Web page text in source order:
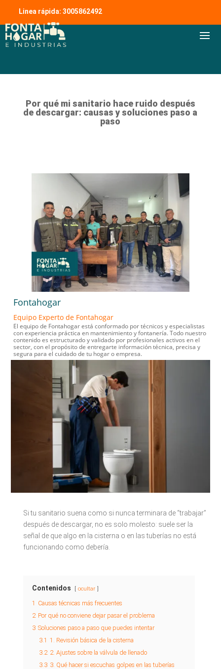
Linea rápida: 3005862492
Por qué mi sanitario hace ruido después
de descargar: causas y soluciones paso a
paso
Fontahogar
Equipo Experto de Fontahogar
El equipo de Fontahogar está conformado por técnicos y especialistas
con experiencia práctica en mantenimiento y fontanería. Todo nuestro
contenido es estructurado y validado por profesionales activos en el
sector, con el propósito de entregarte información técnica, precisa y
segura para el cuidado de tu hogar o empresa.
Si tu sanitario suena como si nunca terminara de “trabajar”
después de descargar, no es solo molesto: suele ser la
señal de que algo en la cisterna o en las tuberías no está
funcionando como debería.
Contenidos ocultar
1 Causas técnicas más frecuentes
2 Por qué no conviene dejar pasar el problema
3 Soluciones paso a paso que puedes intentar
3.1 1. Revisión básica de la cisterna
3.2 2. Ajustes sobre la válvula de llenado
3.3 3. Qué hacer si escuchas golpes en las tuberías